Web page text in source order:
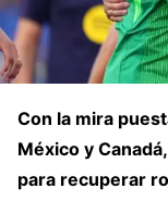
Con la mira
México y
para recuperar